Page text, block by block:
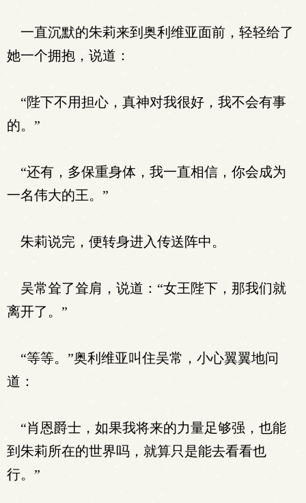
一直沉默的朱莉来到奥利维亚面前，轻轻给了
她一个拥抱，说道：
“陛下不用担心，真神对我很好，我不会有事
的。”
“还有，多保重身体，我一直相信，你会成为
一名伟大的王。”
朱莉说完，便转身进入传送阵中。
吴常耸了耸肩，说道：“女王陛下，那我们就
离开了。”
“等等。”奥利维亚叫住吴常，小心翼翼地问
道：
“肖恩爵士，如果我将来的力量足够强，也能
到朱莉所在的世界吗，就算只是能去看看也
行。”